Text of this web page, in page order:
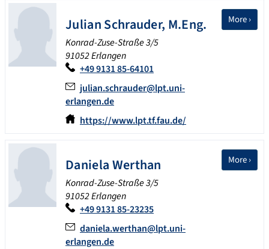
JulianSchrauder, M.Eng.
Konrad-Zuse-Straße 3/5
91052 Erlangen
+49 9131 85-64101
julian.schrauder@lpt.uni-
erlangen.de
https://www.lpt.tf.fau.de/
More ›
DanielaWerthan
Konrad-Zuse-Straße 3/5
91052 Erlangen
+49 9131 85-23235
daniela.werthan@lpt.uni-
erlangen.de
More ›